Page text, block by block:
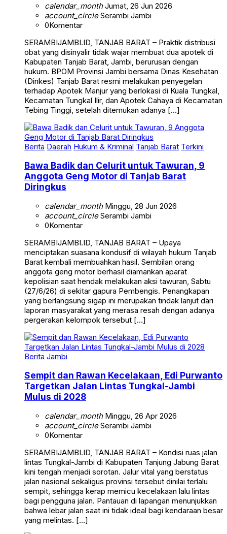
account_circleSerambi Jambi
0Komentar
obat yang disinyalir tidak wajar membuat dua apotek di
Kabupaten Tanjab Barat, Jambi, berurusan dengan
hukum. BPOM Provinsi Jambi bersama Dinas Kesehatan
(Dinkes) Tanjab Barat resmi melakukan penyegelan
terhadap Apotek Manjur yang berlokasi di Kuala Tungkal,
Kecamatan Tungkal Ilir, dan Apotek Cahaya di Kecamatan
Tebing Tinggi, setelah ditemukan adanya […]
Berita Daerah Hukum & Kriminal Tanjab Barat
Anggota Geng Motor di Tanjab Barat
Diringkus
account_circleSerambi Jambi
0Komentar
menciptakan suasana kondusif di wilayah hukum Tanjab
Barat kembali membuahkan hasil. Sembilan orang
anggota geng motor berhasil diamankan aparat
kepolisian saat hendak melakukan aksi tawuran, Sabtu
(27/6/26) di sekitar gapura Pembengis. Penangkapan
yang berlangsung sigap ini merupakan tindak lanjut dari
laporan masyarakat yang merasa resah dengan adanya
pergerakan kelompok tersebut […]
Berita Jambi
Targetkan Jalan Lintas Tungkal-Jambi
Mulus di 2028
account_circleSerambi Jambi
0Komentar
lintas Tungkal-Jambi di Kabupaten Tanjung Jabung Barat
kini tengah menjadi sorotan. Jalur vital yang berstatus
jalan nasional sekaligus provinsi tersebut dinilai terlalu
sempit, sehingga kerap memicu kecelakaan lalu lintas
bagi pengguna jalan. Pantauan di lapangan menunjukkan
bahwa lebar jalan saat ini tidak ideal bagi kendaraan besar
yang melintas. […]